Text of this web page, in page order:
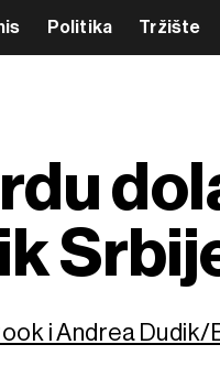
Politika Tržište
i Andrea